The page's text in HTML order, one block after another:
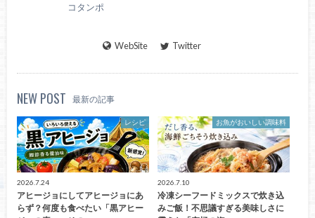
コタンポ
WebSite Twitter
NEW POST 最新の記事
レシピ
2026.7.24
アヒージョにしてアヒージョにあ
らず？何度も食べたい「黒アヒー
お魚がおいしい調味料
2026.7.10
冷凍シーフードミックスで炊き込
みご飯！不思議すぎる美味しさに